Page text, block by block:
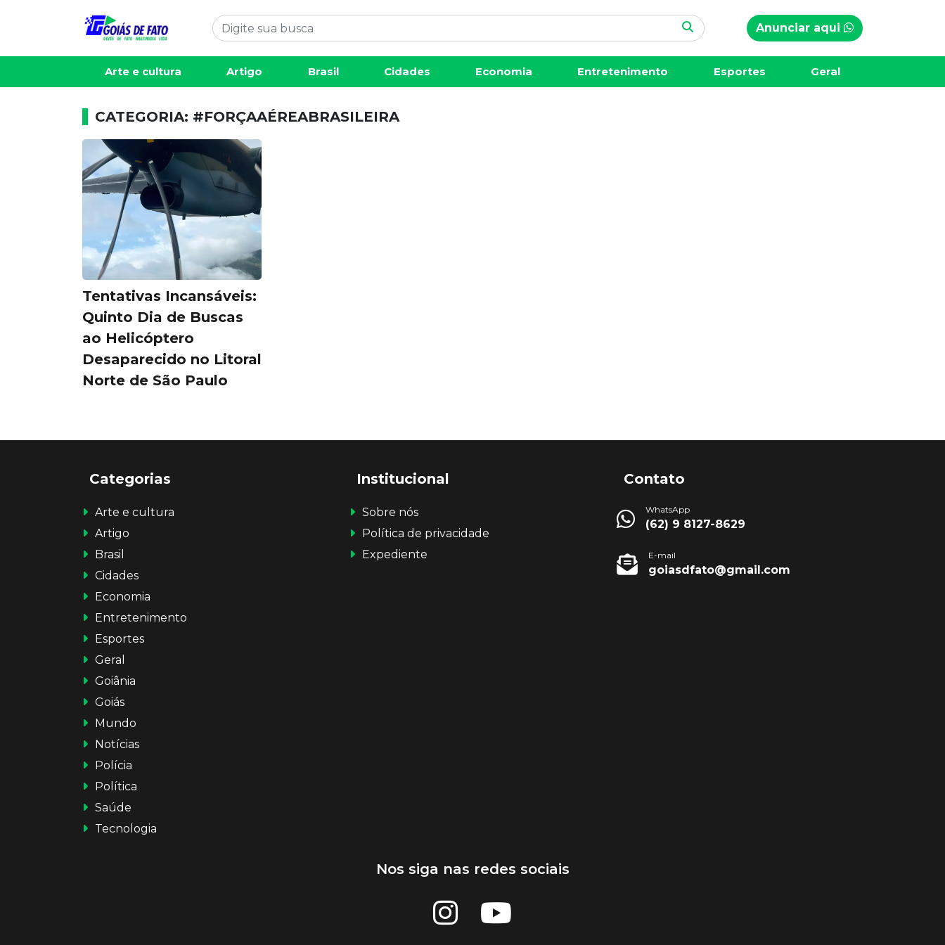
Anunciar aqui
Arte e cultura Artigo Brasil Cidades Economia Entretenimento Esportes Geral
CATEGORIA: #FORÇAAÉREABRASILEIRA
Tentativas Incansáveis:
Quinto Dia de Buscas
ao Helicóptero
Desaparecido no Litoral
Norte de São Paulo
Categorias
Arte e cultura
Artigo
Brasil
Cidades
Economia
Entretenimento
Esportes
Geral
Goiânia
Goiás
Mundo
Notícias
Polícia
Política
Saúde
Tecnologia
Institucional
Sobre nós
Política de privacidade
Expediente
Contato
WhatsApp
(62) 9 8127-8629
E-mail
goiasdfato@gmail.com
Nos siga nas redes sociais